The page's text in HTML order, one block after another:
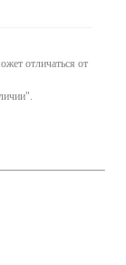
отличаться от